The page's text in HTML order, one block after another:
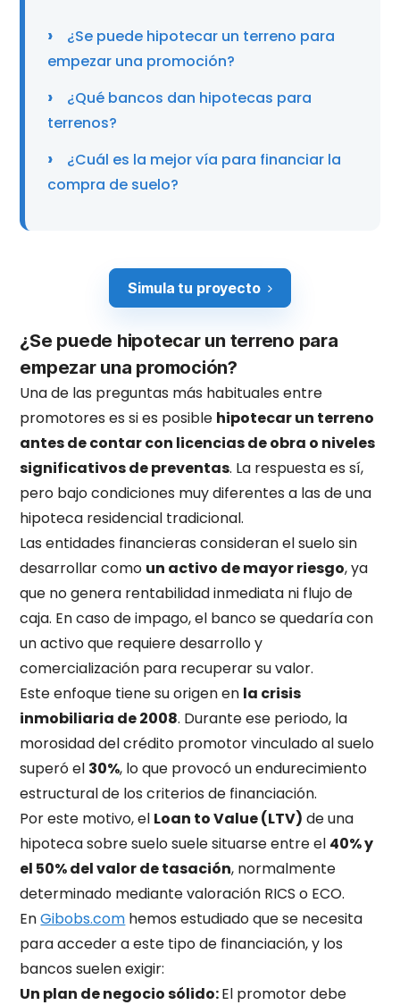
¿Se puede hipotecar un terreno para
empezar una promoción?
¿Qué bancos dan hipotecas para
terrenos?
¿Cuál es la mejor vía para financiar la
compra de suelo?
Simula tu proyecto
¿Se puede hipotecar un terreno para
empezar una promoción?
Una de las preguntas más habituales entre
promotores es si es posible hipotecar un terreno
antes de contar con licencias de obra o niveles
significativos de preventas. La respuesta es sí,
pero bajo condiciones muy diferentes a las de una
hipoteca residencial tradicional.
Las entidades financieras consideran el suelo sin
desarrollar como un activo de mayor riesgo, ya
que no genera rentabilidad inmediata ni flujo de
caja. En caso de impago, el banco se quedaría con
un activo que requiere desarrollo y
comercialización para recuperar su valor.
Este enfoque tiene su origen en la crisis
inmobiliaria de 2008. Durante ese periodo, la
morosidad del crédito promotor vinculado al suelo
superó el 30%, lo que provocó un endurecimiento
estructural de los criterios de financiación.
Por este motivo, el Loan to Value (LTV) de una
hipoteca sobre suelo suele situarse entre el 40% y
el 50% del valor de tasación, normalmente
determinado mediante valoración RICS o ECO.
EnGibobs.com hemos estudiado que se necesita
para acceder a este tipo de financiación, y los
bancos suelen exigir:
Un plan de negocio sólido:El promotor debe